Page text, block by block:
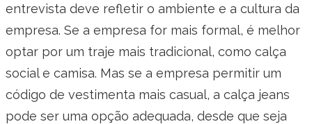
entrevista deve refletir o ambiente e a cultura da
empresa. Se a empresa for mais formal, é melhor
optar por um traje mais tradicional, como calça
social e camisa. Mas se a empresa permitir um
código de vestimenta mais casual, a calça jeans
pode ser uma opção adequada, desde que seja